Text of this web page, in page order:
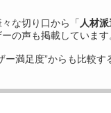
な切り口から「 人材
の声も掲載しています
ー満足度”からも比較す